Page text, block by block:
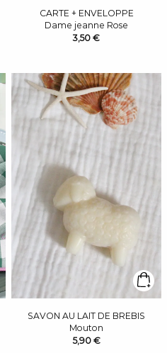
CARTE + ENVELOPPE
Dame jeanne Rose
3,50 €
SAVON AU LAIT DE BREBIS
Mouton
5,90 €